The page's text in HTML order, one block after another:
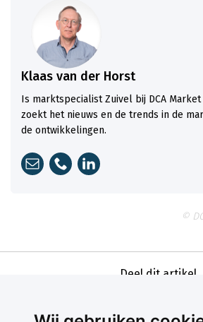
Klaas van der Horst
Is marktspecialist Zuivel bij DCA
zoekt het nieuws en de trends in de
de ontwikkelingen.
©
Deel dit artikel